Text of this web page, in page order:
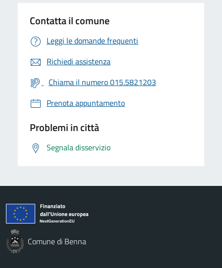
Contatta il comune
Leggi le domande frequenti
Richiedi assistenza
Chiama il numero 015.5821203
Prenota appuntamento
Problemi in città
Segnala disservizio
Comune di Benna